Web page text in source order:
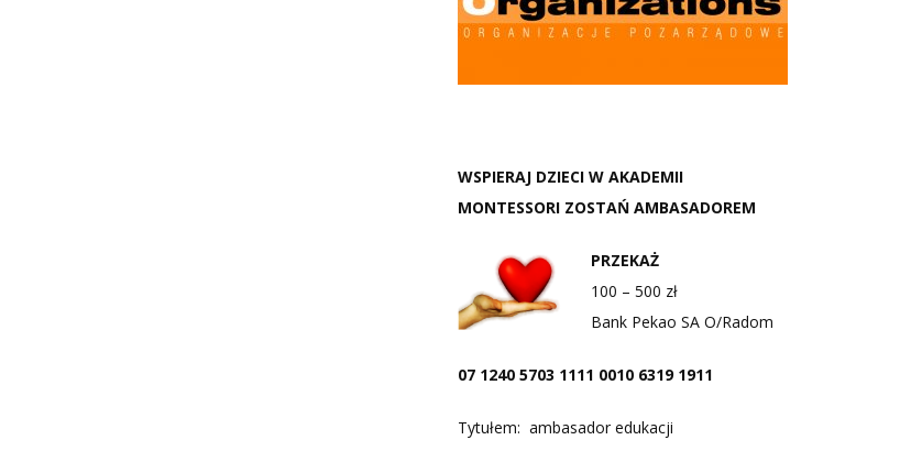
WSPIERAJ DZIECI W AKADEMII
MONTESSORI ZOSTAŃ AMBASADOREM
PRZEKAŻ
100 – 500 zł
Bank Pekao SA O/Radom
07 1240 5703 1111 0010 6319 1911
Tytułem: ambasador edukacji